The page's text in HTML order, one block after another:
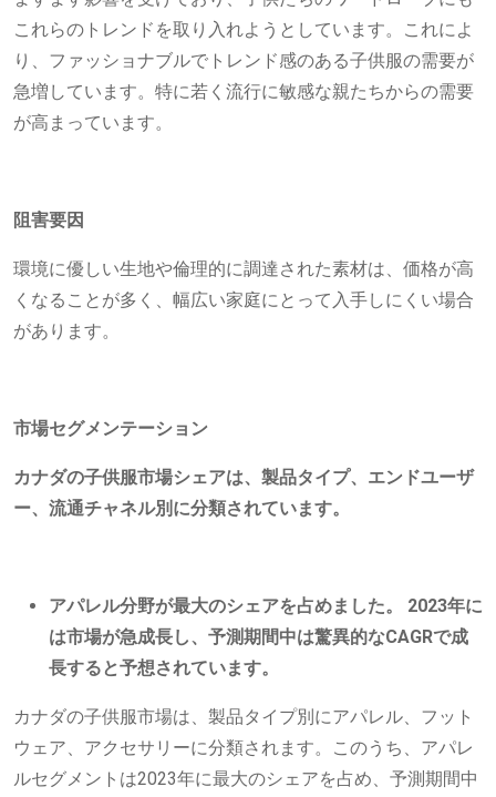
これらのトレンドを取り入れようとしています。これによ
り、ファッショナブルでトレンド感のある子供服の需要が
急増しています。特に若く流行に敏感な親たちからの需要
が高まっています。
阻害要因
環境に優しい生地や倫理的に調達された素材は、価格が高
くなることが多く、幅広い家庭にとって入手しにくい場合
があります。
市場セグメンテーション
カナダの子供服市場シェアは、製品タイプ、エンドユーザ
ー、流通チャネル別に分類されています。
アパレル分野が最大のシェアを占めました。 2023年に
は市場が急成長し、予測期間中は驚異的なCAGRで成
長すると予想されています。
カナダの子供服市場は、製品タイプ別にアパレル、フット
ウェア、アクセサリーに分類されます。このうち、アパレ
ルセグメントは2023年に最大のシェアを占め、予測期間中